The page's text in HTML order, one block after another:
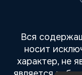
Вся
носит
характер, не